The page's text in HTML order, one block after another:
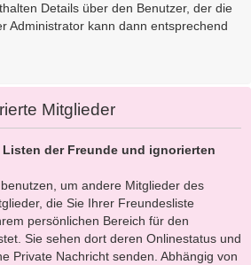
Details über den Benutzer, der die
Administrator kann dann entsprechend
Mitglieder
der Freunde und ignorierten
um andere Mitglieder des
die Sie Ihrer Freundesliste
persönlichen Bereich für den
Sie sehen dort deren Onlinestatus und
Private Nachricht senden. Abhängig von